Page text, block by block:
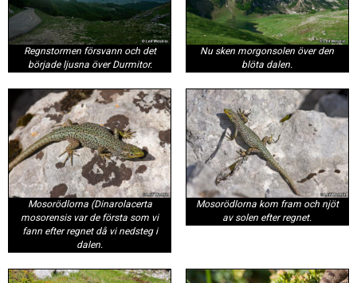
Regnstormen försvann och det
började ljusna över Durmitor.
Nu sken morgonsolen över den
blöta dalen.
Mosorödlorna (Dinarolacerta
mosorensisvar de första som vi
fann efter regnet då vi nedsteg i
dalen.
Mosorödlorna kom fram och njöt
av solen efter regnet.